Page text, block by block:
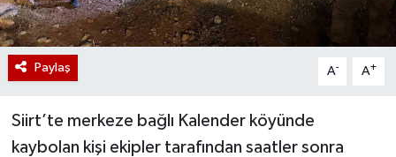
Paylaş A- A+
Siirt’te merkeze bağlı Kalender köyünde
kaybolan kişi ekipler tarafından saatler sonra